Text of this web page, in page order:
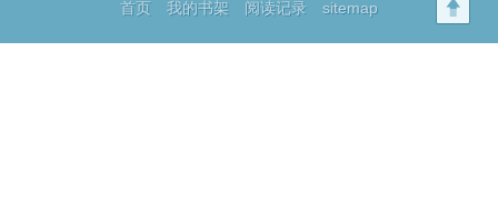
首页 我的书架 阅读记录 sitemap